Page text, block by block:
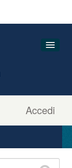
Accedi